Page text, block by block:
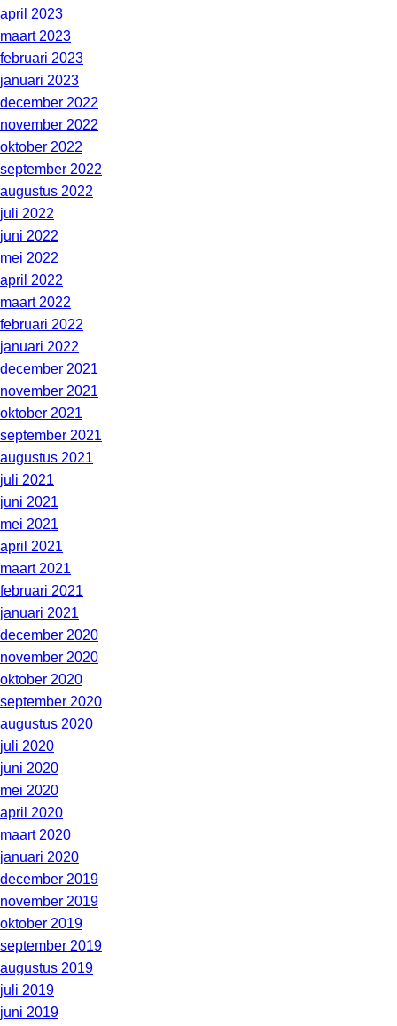
april 2023
maart 2023
februari 2023
januari 2023
december 2022
november 2022
oktober 2022
september 2022
augustus 2022
juli 2022
juni 2022
mei 2022
april 2022
maart 2022
februari 2022
januari 2022
december 2021
november 2021
oktober 2021
september 2021
augustus 2021
juli 2021
juni 2021
mei 2021
april 2021
maart 2021
februari 2021
januari 2021
december 2020
november 2020
oktober 2020
september 2020
augustus 2020
juli 2020
juni 2020
mei 2020
april 2020
maart 2020
januari 2020
december 2019
november 2019
oktober 2019
september 2019
augustus 2019
juli 2019
juni 2019